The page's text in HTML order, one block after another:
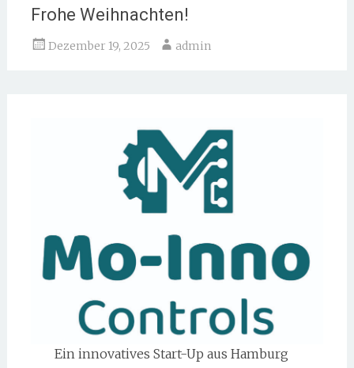
Frohe Weihnachten!
Dezember 19, 2025 admin
Ein innovatives Start-Up aus Hamburg